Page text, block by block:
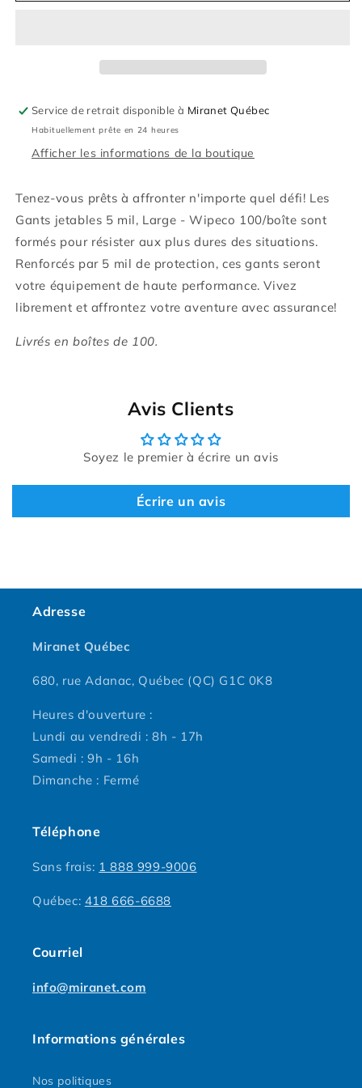
-
Wipeco
-
Wipeco
Service de retrait disponible à Miranet Québec
Habituellement prête en 24 heures
Afficher les informations de la boutique
Tenez-vous prêts à affronter n'importe quel défi! Les
Gants jetables 5 mil, Large - Wipeco 100/boîte sont
formés pour résister aux plus dures des situations.
Renforcés par 5 mil de protection, ces gants seront
votre équipement de haute performance. Vivez
librement et affrontez votre aventure avec assurance!
Livrés en boîtes de 100.
Avis Clients
Soyez le premier à écrire un avis
Écrire un avis
Adresse
Miranet Québec
680, rue Adanac, Québec (QC) G1C 0K8
Heures d'ouverture :
Lundi au vendredi : 8h - 17h
Samedi : 9h - 16h
Dimanche : Fermé
Téléphone
Sans frais: 1 888 999-9006
Québec: 418 666-6688
Courriel
info@miranet.com
Informations générales
Nos politiques